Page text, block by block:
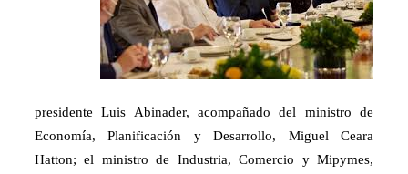
presidente Luis Abinader, acompañado del ministro de
Economía, Planificación y Desarrollo, Miguel Ceara
Hatton; el ministro de Industria, Comercio y Mipymes,